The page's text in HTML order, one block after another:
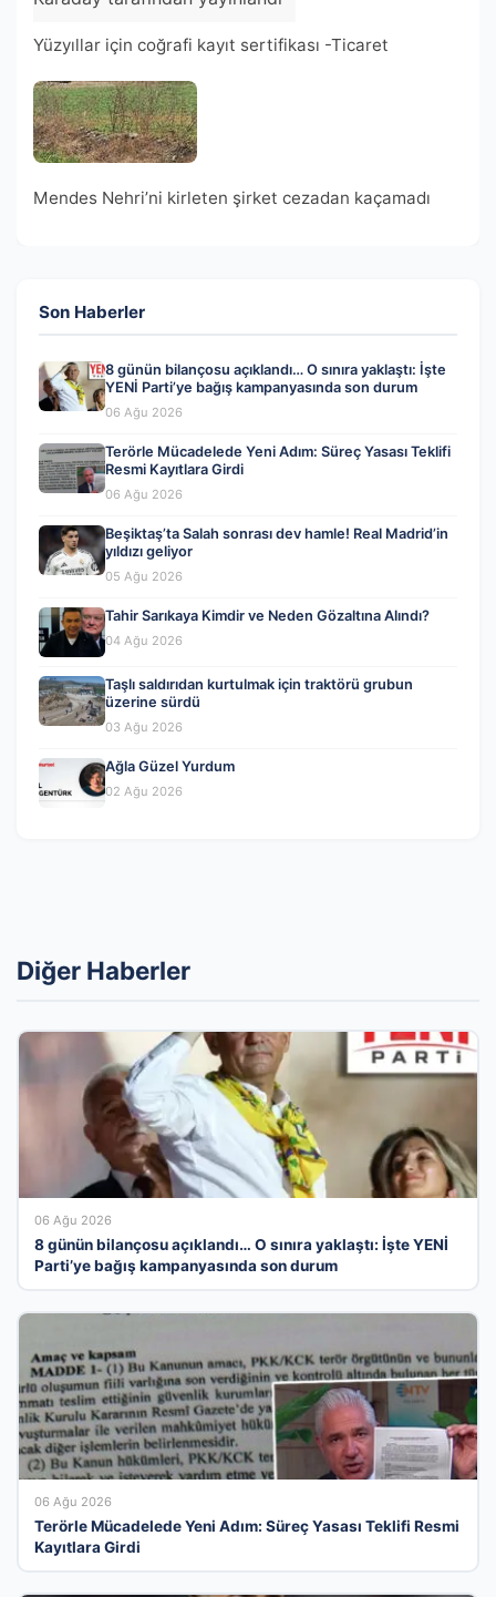
Yüzyıllar için coğrafi kayıt sertifikası -Ticaret
Mendes Nehri’ni kirleten şirket cezadan kaçamadı
Son Haberler
8 günün bilançosu açıklandı… O sınıra yaklaştı: İşte
YENİ Parti’ye bağış kampanyasında son durum
06 Ağu 2026
Terörle Mücadelede Yeni Adım: Süreç Yasası Teklifi
Resmi Kayıtlara Girdi
06 Ağu 2026
Beşiktaş’ta Salah sonrası dev hamle! Real Madrid’in
yıldızı geliyor
05 Ağu 2026
Tahir Sarıkaya Kimdir ve Neden Gözaltına Alındı?
04 Ağu 2026
Taşlı saldırıdan kurtulmak için traktörü grubun
üzerine sürdü
03 Ağu 2026
Ağla Güzel Yurdum
02 Ağu 2026
Diğer Haberler
06 Ağu 2026
8 günün bilançosu açıklandı… O sınıra yaklaştı: İşte YENİ
Parti’ye bağış kampanyasında son durum
06 Ağu 2026
Terörle Mücadelede Yeni Adım: Süreç Yasası Teklifi Resmi
Kayıtlara Girdi